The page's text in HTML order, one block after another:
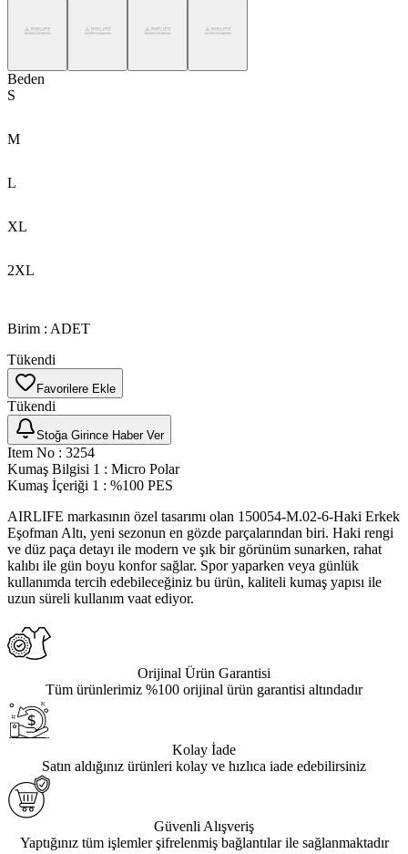
Beden
S
M
L
XL
2XL
Birim : ADET
Tükendi
Favorilere Ekle
Tükendi
Stoğa Girince Haber Ver
Item No : 3254
Kumaş Bilgisi 1 : Micro Polar
Kumaş İçeriği 1 : %100 PES
AIRLIFE markasının özel tasarımı olan 150054-M.02-6-Haki Erkek
Eşofman Altı, yeni sezonun en gözde parçalarından biri. Haki rengi
ve düz paça detayı ile modern ve şık bir görünüm sunarken, rahat
kalıbı ile gün boyu konfor sağlar. Spor yaparken veya günlük
kullanımda tercih edebileceğiniz bu ürün, kaliteli kumaş yapısı ile
uzun süreli kullanım vaat ediyor.
Orijinal Ürün Garantisi
Tüm ürünlerimiz %100 orijinal ürün garantisi altındadır
Kolay İade
Satın aldığınız ürünleri kolay ve hızlıca iade edebilirsiniz
Güvenli Alışveriş
Yaptığınız tüm işlemler şifrelenmiş bağlantılar ile sağlanmaktadır